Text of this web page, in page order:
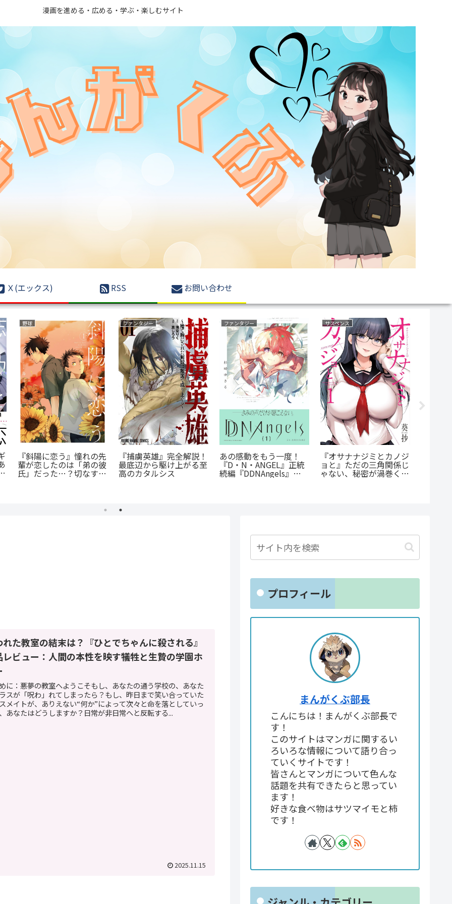
漫画を進める・広める・学ぶ・楽しむサイト
Ｘ(エックス) RSS お問い合わせ
野球
『斜陽に恋う』憧れの先
輩が恋したのは「弟の彼
氏」だった…？切なすぎ
ファンタジー
『捕虜英雄』完全解説！
最底辺から駆け上がる至
高のカタルシス
ファンタジー
あの感動をもう一度！
『D・N・ANGEL』正統
続編『DDNAngels』の
魅力と謎に迫る完全ガイ
サスペンス
『オサナナジミとカノジ
ョと』ただの三角関係じ
ゃない、秘密が渦巻くセ
クシーサスペンスの魅力
れた教室の結末は？『ひとでちゃんに殺される』
レビュー：人間の本性を映す犠牲と生贄の学園ホ
に：悪夢の教室へようこそもし、あなたの通う学校の、あなた
スが「呪わ」れてしまったら？もし、昨日まで笑い合っていた
メイトが、ありえない“何か”によって次々と命を落としていっ
あなたはどうしますか？日常が非日常へと反転する...
2025.11.15
プロフィール
まんがくぶ部長
こんにちは！まんがくぶ部長で
す！
このサイトはマンガに関するい
ろいろな情報について語り合っ
ていくサイトです！
皆さんとマンガについて色んな
話題を共有できたらと思ってい
ます！
好きな食べ物はサツマイモと柿
です！